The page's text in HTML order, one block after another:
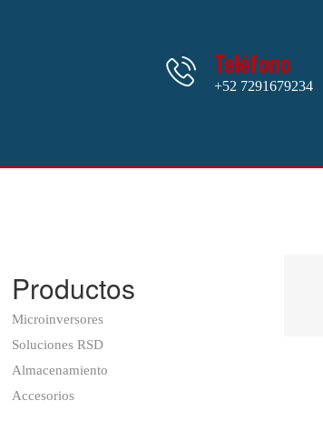
Teléfono
+52 7291679234
Productos
Microinversores
Soluciones RSD
Almacenamiento
Accesorios